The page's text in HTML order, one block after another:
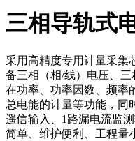
三相导轨式
采用高精度专用计量采集
备三相（相/线）电压、
在功率、功率因数、频率
总电能的计量等功能，同
遥信输入、1路漏电流监
简单、维护便利、工程量